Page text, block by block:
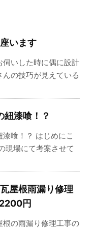
います
伺いした時に偶に設計
の技巧が見えている
紐漆喰！？
喰！？ はじめにこ
現場にて考案させて
屋根雨漏り修理
円
根の雨漏り修理工事の